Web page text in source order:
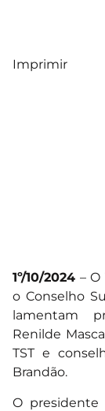
Imprimir
1º/10/2024 – O
o Conselho
lamentam
Renilde
TST e
Brandão.
O presidente